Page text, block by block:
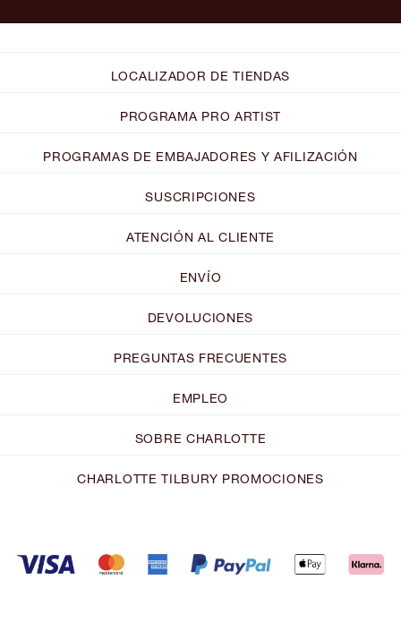
LOCALIZADOR DE TIENDAS
PROGRAMA PRO ARTIST
PROGRAMAS DE EMBAJADORES Y AFILIZACIÓN
SUSCRIPCIONES
ATENCIÓN AL CLIENTE
ENVÍO
DEVOLUCIONES
PREGUNTAS FRECUENTES
EMPLEO
SOBRE CHARLOTTE
CHARLOTTE TILBURY PROMOCIONES